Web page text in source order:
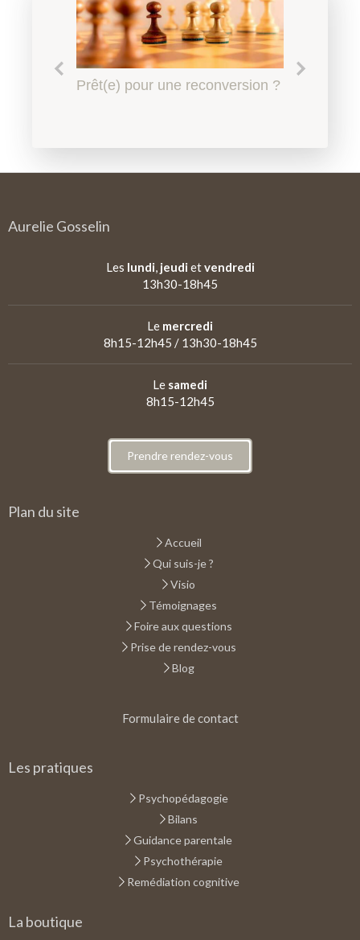
Le harcèlement scolaire à
Prêt(e) pour une reconversion ?
Quel accompagnement en
Qu'est-ce qu'un
Aurelie Gosselin
Les lundi jeudi etvendredi
13h30-18h45
Le mercredi
8h15-12h45 / 13h30-18h45
Le samedi
8h15-12h45
Prendre rendez-vous
Plan du site
Accueil
Qui suis-je ?
Visio
Témoignages
Foire aux questions
Prise de rendez-vous
Blog
Formulaire de contact
Les pratiques
Psychopédagogie
Bilans
Guidance parentale
Psychothérapie
Remédiation cognitive
La boutique